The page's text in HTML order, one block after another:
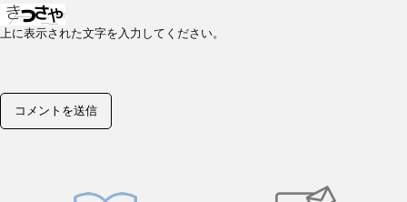
上に表示された文字を入力してください。